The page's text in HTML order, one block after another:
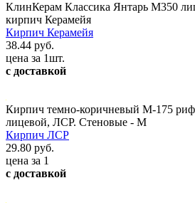
КлинКерам Классика Янтарь М350
кирпич Керамейя
Кирпич Керамейя
38.44 руб.
цена за 1шт.
с доставкой
Кирпич темно-коричневый М-175
лицевой, ЛСР. Стеновые - М
Кирпич ЛСР
29.80 руб.
цена за 1
с доставкой